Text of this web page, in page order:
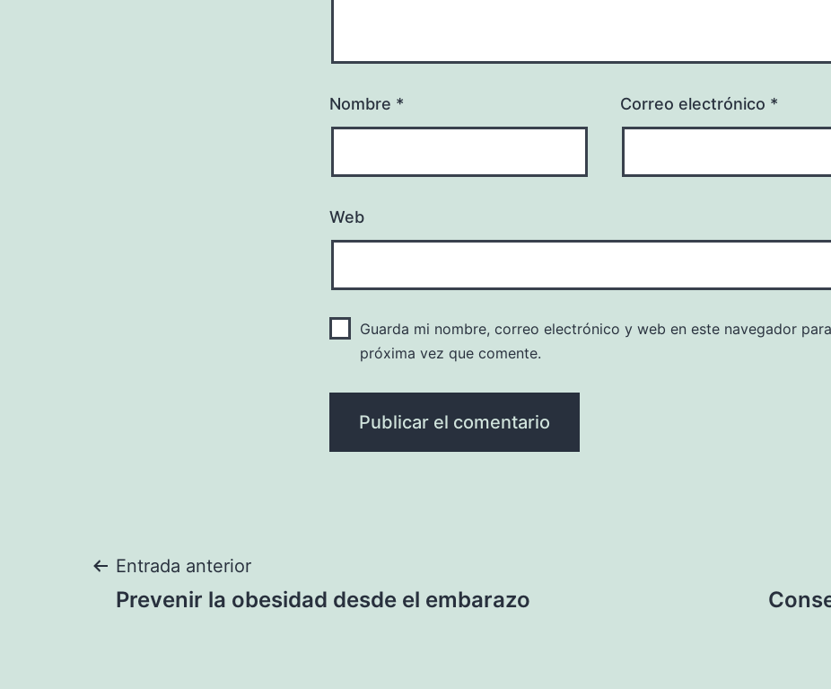
Nombre * Correo electrónico *
Web
Guarda mi nombre, correo electrónico y web en este navegador
próxima vez que comente.
Navegación
Entrada anterior
Prevenir la obesidad desde el embarazo